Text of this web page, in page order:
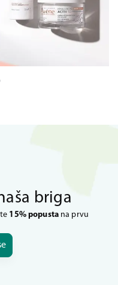
briga
15% popustana prvu